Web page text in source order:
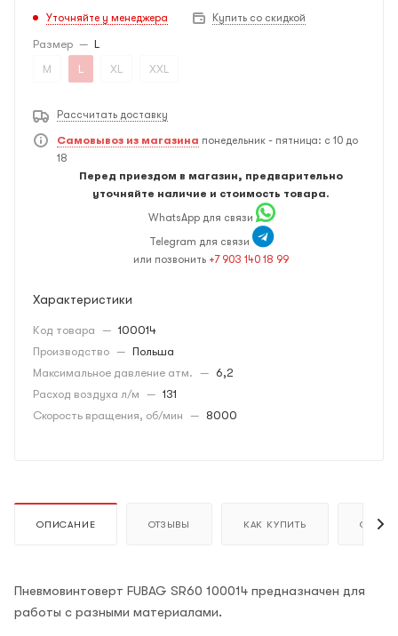
Уточняйте у менеджера Купить со скидкой
Размер — L
M
L XL XXL
Рассчитать доставку
Самовывоз из магазина понедельник - пятница: с 10 до
18
Перед приездом в магазин, предварительно
уточняйте наличие и стоимость товара.
WhatsApp для связи
Telegram для связи
или позвонить +7 903 140 18 99
Характеристики
Код товара — 100014
Производство — Польша
Максимальное давление атм. — 6,2
Расход воздуха л/м — 131
Скорость вращения, об/мин — 8000
ОПИСАНИЕ ОТЗЫВЫ КАК КУПИТЬ ОПЛАТА
Пневмовинтоверт FUBAG SR60 100014 предназначен для
работы с разными материалами.